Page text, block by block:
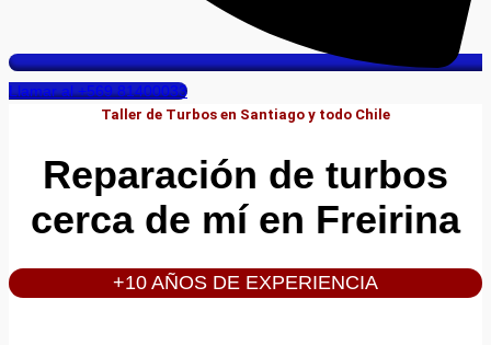
Llamar al +569 81400033
Taller de Turbos en Santiago y todo Chile
Reparación de turbos
cerca de mí en Freirina
+10 AÑOS DE EXPERIENCIA